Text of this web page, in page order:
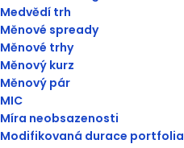
Medvědí trh
Měnové spready
Měnové trhy
Měnový kurz
Měnový pár
MIC
Míra neobsazenosti
Modifikovaná durace portfolia